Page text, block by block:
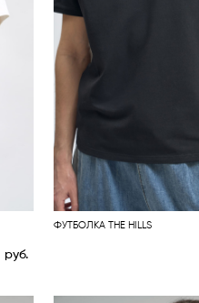
руб.
ФУТБОЛКА THE HILLS